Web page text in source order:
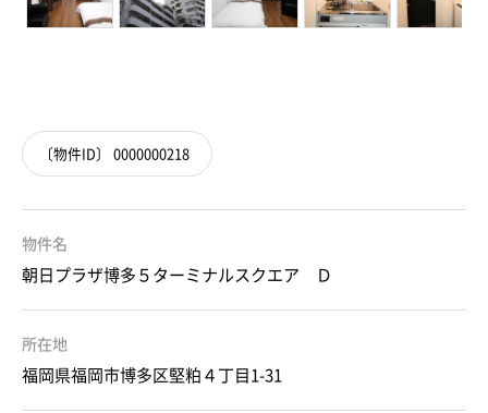
Next
〔物件ID〕 0000000218
物件名
朝日プラザ博多５ターミナルスクエア Ｄ
所在地
福岡県福岡市博多区堅粕４丁目1-31